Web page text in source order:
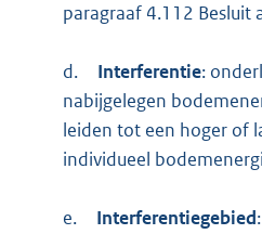
paragraaf 4.112 Besluit
d. Interferentie:
nabijgelegen
leiden tot een hoger of
individueel
e. Interferentiegebied